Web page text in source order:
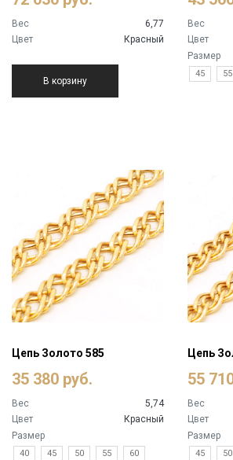
Вес
6,77
Цвет
Красный
В корзину
Вес
Цвет
Размер
45 55
Цепь Золото 585
35 380 руб.
Вес
5,74
Цвет
Красный
Размер
40 45 50 55 60
Цепь
55
Вес
Цвет
Размер
45 50